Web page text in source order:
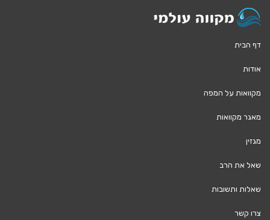
דף הבית
אודות
מקוואות על המפה
מאגר מקוואות
מגזין
שאל את הרב
שאלות ותשובות
צרו קשר